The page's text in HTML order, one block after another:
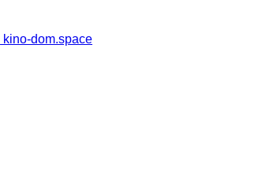
kino-dom.space